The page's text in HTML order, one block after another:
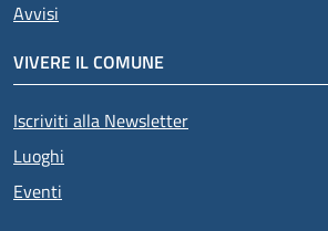
Avvisi
VIVERE IL COMUNE
Iscriviti alla Newsletter
Luoghi
Eventi